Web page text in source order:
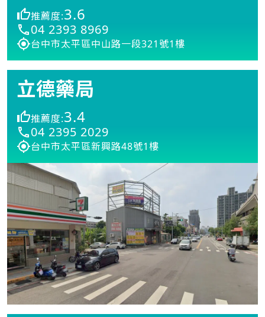
推薦度:3.6
04 2393 8969
台中市太平區中山路一段321號1樓
立德藥局
推薦度:3.4
04 2395 2029
台中市太平區新興路48號1樓